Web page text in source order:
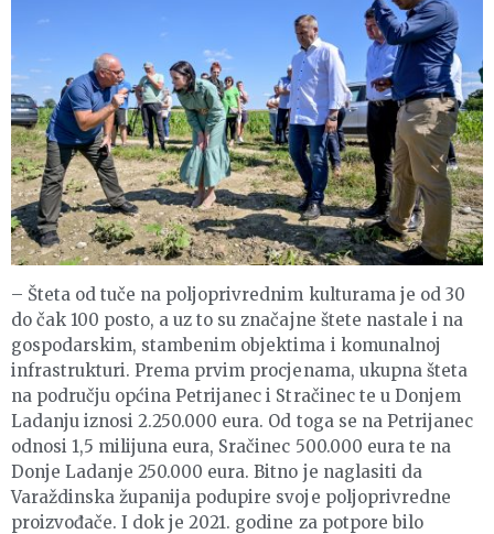
– Šteta od tuče na poljoprivrednim kulturama je od 30
do čak 100 posto, a uz to su značajne štete nastale i na
gospodarskim, stambenim objektima i komunalnoj
infrastrukturi. Prema prvim procjenama, ukupna šteta
na području općina Petrijanec i Stračinec te u Donjem
Ladanju iznosi 2.250.000 eura. Od toga se na Petrijanec
odnosi 1,5 milijuna eura, Sračinec 500.000 eura te na
Donje Ladanje 250.000 eura. Bitno je naglasiti da
Varaždinska županija podupire svoje poljoprivredne
proizvođače. I dok je 2021. godine za potpore bilo